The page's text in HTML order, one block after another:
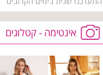
אינטימה - קטלוגים